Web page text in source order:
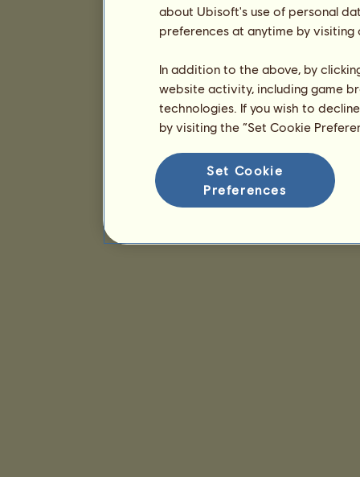
about Ubisoft's use of personal
preferences at anytime by
In addition to the above, by
website activity, including game
technologies. If you wish to
by visiting the “Set Cookie
Set Cookie
Preferences